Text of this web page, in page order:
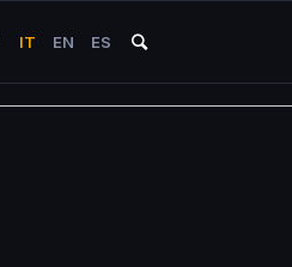
IT EN ES